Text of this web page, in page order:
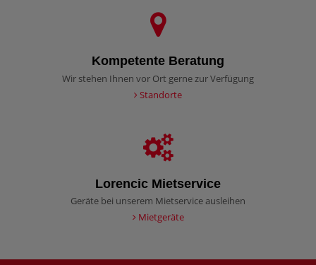
Kompetente Beratung
Wir stehen Ihnen vor Ort gerne zur Verfügung
Standorte
Lorencic Mietservice
Geräte bei unserem Mietservice ausleihen
Mietgeräte